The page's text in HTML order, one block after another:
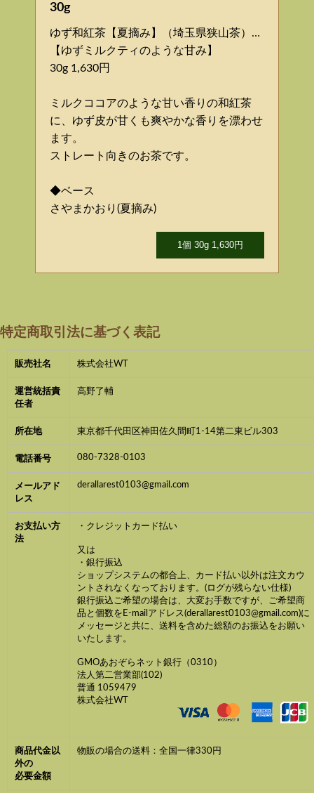
30g
ゆず和紅茶【夏摘み】（埼玉県狭山茶）…
【ゆずミルクティのような甘み】
30g 1,630円
ミルクココアのような甘い香りの和紅茶
に、ゆず皮が甘くも爽やかな香りを漂わせ
ます。
ストレート向きのお茶です。
◆ベース
さやまかおり(夏摘み)
1個 30g 1,630円
特定商取引法に基づく表記
販売社名 株式会社WT
運営統括責
任者
高野了輔
所在地 東京都千代田区神田佐久間町1-14第二東ビル303
電話番号 080-7328-0103
メールアド
レス
derallarest0103@gmail.com
お支払い方
法
・クレジットカード払い
又は
・銀行振込
ショップシステムの都合上、カード払い以外は注文カウ
ントされなくなっております。(ログが残らない仕様)
銀行振込ご希望の場合は、大変お手数ですが、ご希望商
品と個数をE-mailアドレス(derallarest0103@gmail.com)に
メッセージと共に、送料を含めた総額のお振込をお願い
いたします。
GMOあおぞらネット銀行（0310）
法人第二営業部(102)
普通 1059479
株式会社WT
商品代金以
外の
必要金額
物販の場合の送料：全国一律330円